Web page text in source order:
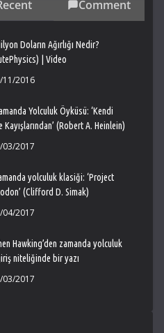
Comment
Doların Ağırlığı Nedir?
| Video
11/2016
Yolculuk Öyküsü: ‘Kendi
Kayışlarından’ (Robert A. Heinlein)
03/2017
yolculuk klasiği: ‘Project
(Clifford D. Simak)
04/2017
Hawking’den zamanda yolculuk
niteliğinde bir yazı
03/2017